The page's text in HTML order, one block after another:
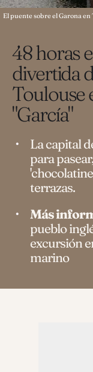
48 horas
divertida
Toulouse
"García"
La capital
para
terrazas.
Más
pueblo
excursión
marino
El puente sobre el Garona en